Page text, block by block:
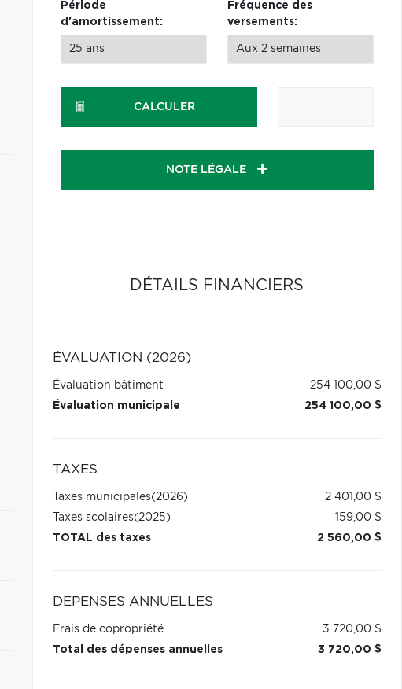
Période
d'amortissement:
Fréquence des
versements:
CALCULER
NOTE LÉGALE
DÉTAILS FINANCIERS
ÉVALUATION (2026)
Évaluation bâtiment
254 100,00 $
Évaluation municipale
254 100,00 $
TAXES
Taxes municipales(2026)
2 401,00 $
Taxes scolaires(2025)
159,00 $
TOTAL des taxes
2 560,00 $
DÉPENSES ANNUELLES
Frais de copropriété
3 720,00 $
Total des dépenses annuelles
3 720,00 $